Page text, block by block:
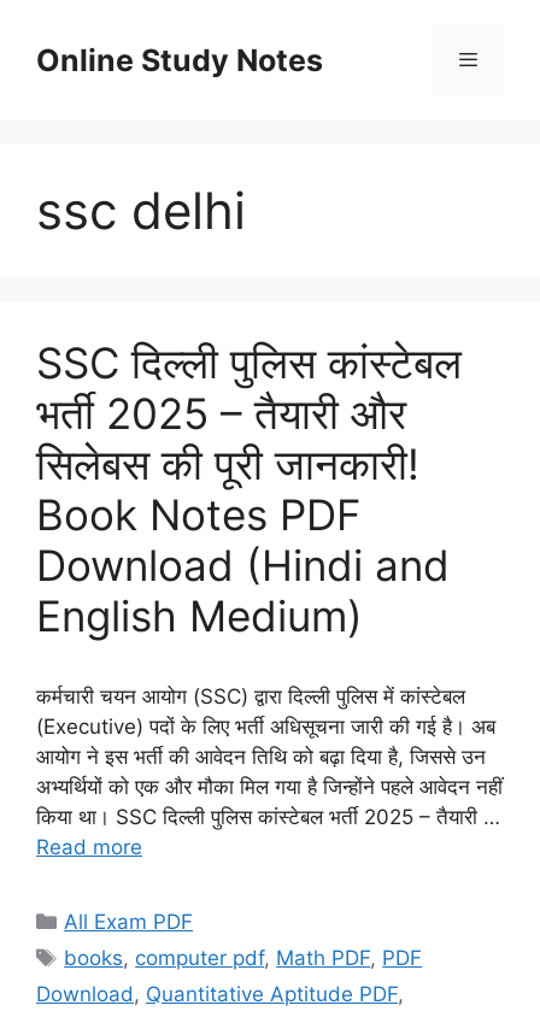
contentOnline Study Notes
ssc delhi
SSC दिल्ली पुलिस कांस्टेबल
भर्ती 2025 – तैयारी और
सिलेबस की पूरी जानकारी!
Book Notes PDF
Download (Hindi and
English Medium)
कर्मचारी चयन आयोग (SSC) द्वारा दिल्ली पुलिस में कांस्टेबल
(Executive) पदों के लिए भर्ती अधिसूचना जारी की गई है। अब
आयोग ने इस भर्ती की आवेदन तिथि को बढ़ा दिया है, जिससे उन
अभ्यर्थियों को एक और मौका मिल गया है जिन्होंने पहले आवेदन नहीं
किया था। SSC दिल्ली पुलिस कांस्टेबल भर्ती 2025 – तैयारी …
Read more
Categories
All Exam PDF
Tags
books, computer pdf, Math PDF, PDF
Download, Quantitative Aptitude PDF,